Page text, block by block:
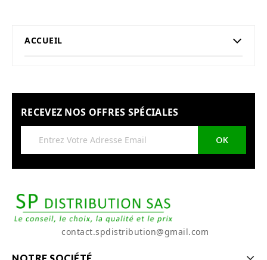
ACCUEIL
RECEVEZ NOS OFFRES SPÉCIALES
contact.spdistribution@gmail.com